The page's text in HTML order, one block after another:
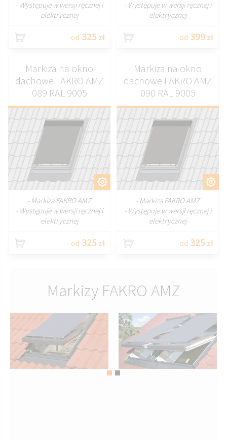
- Występuje w wersji ręcznej i
elektrycznej
od 325 zł
- Występuje w wersji ręcznej i
elektrycznej
od 399 zł
DOSTOSUJ
Markiza na okno
dachowe FAKRO AMZ
089 RAL 9005
- Markiza FAKRO AMZ
- Występuje w wersji ręcznej i
elektrycznej
od 325 zł
DOSTOSUJ
Markiza na okno
dachowe FAKRO AMZ
090 RAL 9005
- Markiza FAKRO AMZ
- Występuje w wersji ręcznej i
elektrycznej
od 325 zł
Markizy FAKRO AMZ